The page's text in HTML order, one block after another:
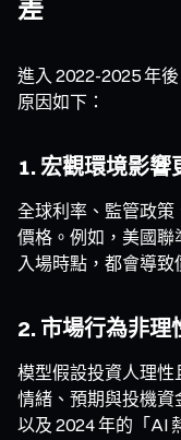
差
進入 2022-2025 年
原因如下：
1. 宏觀環境影響
全球利率、監管政
價格。例如，美國聯
入場時點，都會導致
2. 市場行為非理
模型假設投資人理性
情緒、預期與投機資
以及 2024 年的「AI